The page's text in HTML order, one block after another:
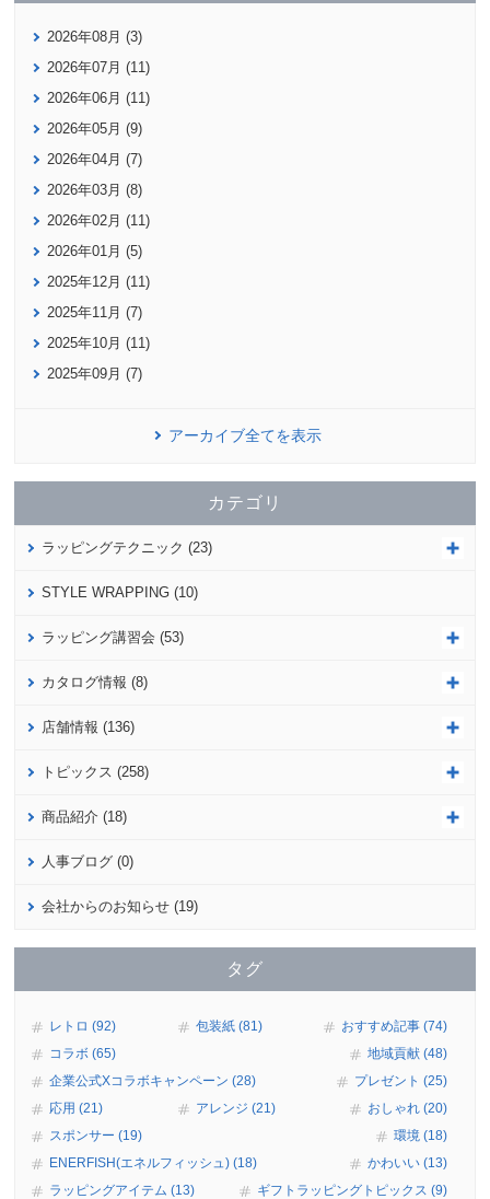
2026年08月 (3)
2026年07月 (11)
2026年06月 (11)
2026年05月 (9)
2026年04月 (7)
2026年03月 (8)
2026年02月 (11)
2026年01月 (5)
2025年12月 (11)
2025年11月 (7)
2025年10月 (11)
2025年09月 (7)
アーカイブ全てを表示
カテゴリ
ラッピングテクニック (23)
STYLE WRAPPING (10)
ラッピング講習会 (53)
カタログ情報 (8)
店舗情報 (136)
トピックス (258)
商品紹介 (18)
人事ブログ (0)
会社からのお知らせ (19)
タグ
レトロ (92) 包装紙 (81)
おすすめ記事 (74)
コラボ (65)
地域貢献 (48)
企業公式Xコラボキャンペーン (28)
プレゼント (25)
応用 (21)
アレンジ (21)
おしゃれ (20)
スポンサー (19)
環境 (18)
ENERFISH(エネルフィッシュ) (18)
かわいい (13)
ラッピングアイテム (13)
ギフトラッピングトピックス (9)